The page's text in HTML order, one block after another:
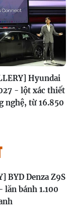
Hyundai
- lột xác thiết
nghệ, từ 16.850
BYD Denza Z9S
lăn bánh 1.100